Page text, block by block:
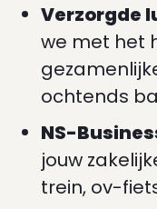
Verzorgde
we met het
ochtends
NS-
jouw
trein, ov-